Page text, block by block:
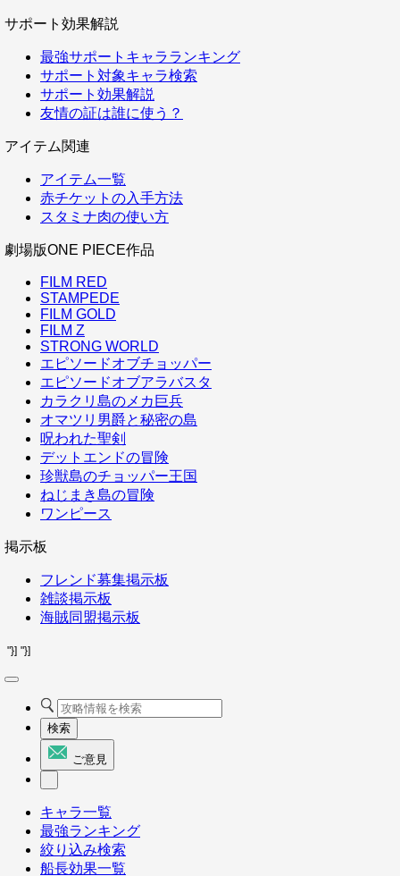
サポート効果解説
最強サポートキャラランキング
サポート対象キャラ検索
サポート効果解説
友情の証は誰に使う？
アイテム関連
アイテム一覧
赤チケットの入手方法
スタミナ肉の使い方
劇場版ONE PIECE作品
FILM RED
STAMPEDE
FILM GOLD
FILM Z
STRONG WORLD
エピソードオブチョッパー
エピソードオブアラバスタ
カラクリ島のメカ巨兵
オマツリ男爵と秘密の島
呪われた聖剣
デットエンドの冒険
珍獣島のチョッパー王国
ねじまき島の冒険
ワンピース
掲示板
フレンド募集掲示板
雑談掲示板
海賊同盟掲示板
"}] "}]
検索
ご意見
キャラ一覧
最強ランキング
絞り込み検索
船長効果一覧